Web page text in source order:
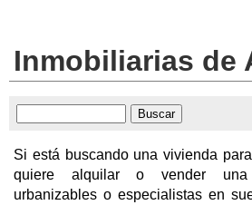
Inmobiliarias de
Si está buscando una vivienda
quiere alquilar o vender una
urbanizables o especialistas en